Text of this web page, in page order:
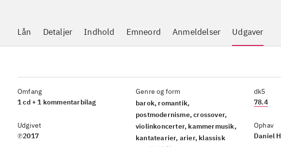
Lån Detaljer Indhold Emneord Anmeldelser Udgaver
Omfang
1 cd + 1 kommentarbilag
Udgivet
℗2017
Genre og form
barok, romantik,
postmodernisme, crossover,
violinkoncerter, kammermusik,
kantatearier, arier, klassisk
dk5
78.4
Ophav
Daniel